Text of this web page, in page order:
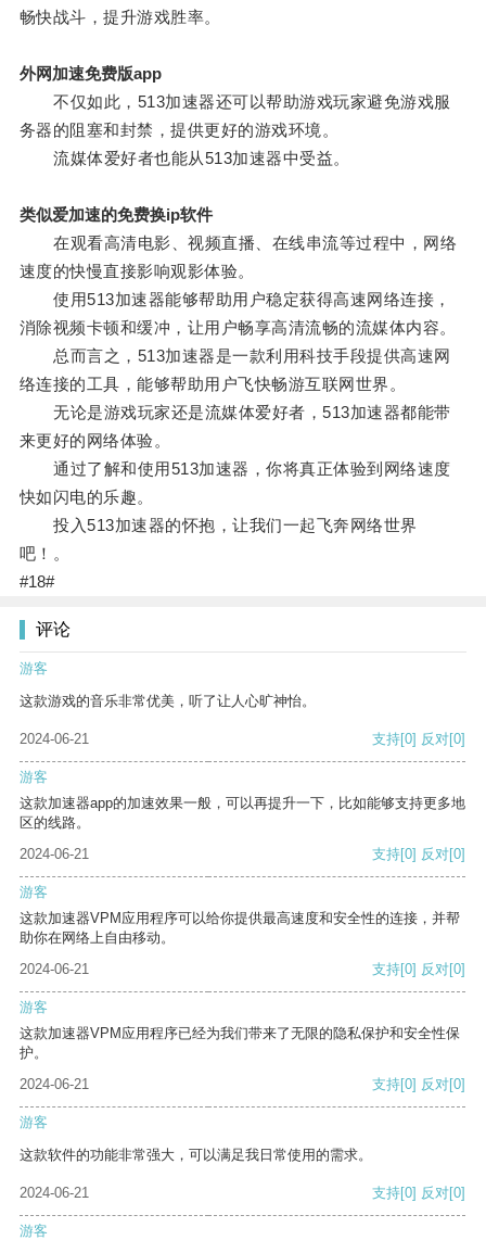
畅快战斗，提升游戏胜率。
外网加速免费版app
不仅如此，513加速器还可以帮助游戏玩家避免游戏服
务器的阻塞和封禁，提供更好的游戏环境。
流媒体爱好者也能从513加速器中受益。
类似爱加速的免费换ip软件
在观看高清电影、视频直播、在线串流等过程中，网络
速度的快慢直接影响观影体验。
使用513加速器能够帮助用户稳定获得高速网络连接，
消除视频卡顿和缓冲，让用户畅享高清流畅的流媒体内容。
总而言之，513加速器是一款利用科技手段提供高速网
络连接的工具，能够帮助用户飞快畅游互联网世界。
无论是游戏玩家还是流媒体爱好者，513加速器都能带
来更好的网络体验。
通过了解和使用513加速器，你将真正体验到网络速度
快如闪电的乐趣。
投入513加速器的怀抱，让我们一起飞奔网络世界
吧！。
#18#
评论
游客
这款游戏的音乐非常优美，听了让人心旷神怡。
2024-06-21 支持[0] 反对[0]
游客
这款加速器app的加速效果一般，可以再提升一下，比如能够支持更多地
区的线路。
2024-06-21
支持[0] 反对[0]
游客
这款加速器VPM应用程序可以给你提供最高速度和安全性的连接，并帮
助你在网络上自由移动。
2024-06-21
支持[0] 反对[0]
游客
这款加速器VPM应用程序已经为我们带来了无限的隐私保护和安全性保
护。
2024-06-21
支持[0] 反对[0]
游客
这款软件的功能非常强大，可以满足我日常使用的需求。
2024-06-21 支持[0] 反对[0]
游客